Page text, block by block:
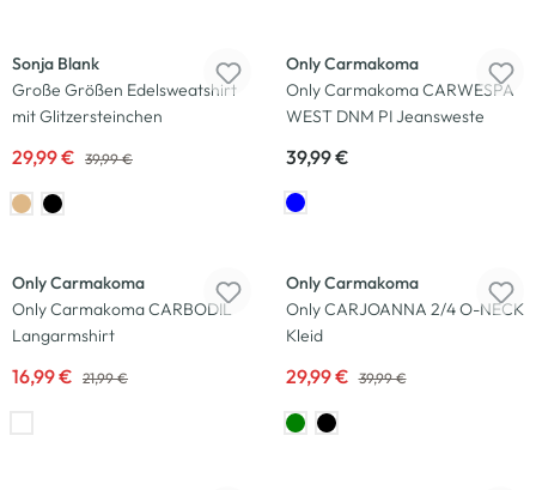
Sonja Blank
Große Größen Edelsweatshirt
mit Glitzersteinchen
29,99 € 39,99 €
Only Carmakoma
Only Carmakoma CARWESPA
WEST DNM PI Jeansweste
39,99 €
Only Carmakoma
Only Carmakoma CARBODIL
Langarmshirt
16,99 € 21,99 €
Only Carmakoma
Only CARJOANNA 2/4 O-NECK
Kleid
29,99 € 39,99 €